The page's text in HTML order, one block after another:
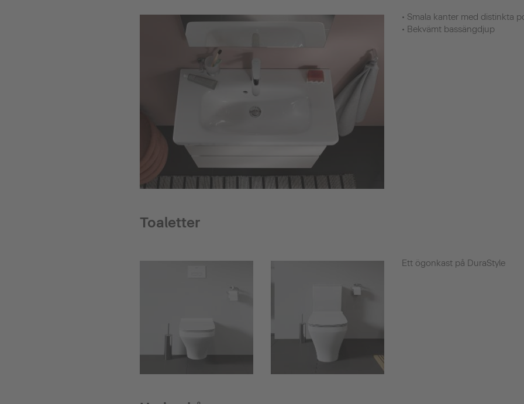
• Smala kanter med distinkta
• Bekvämt bassängdjup
Toaletter
Ett ögonkast på DuraStyle